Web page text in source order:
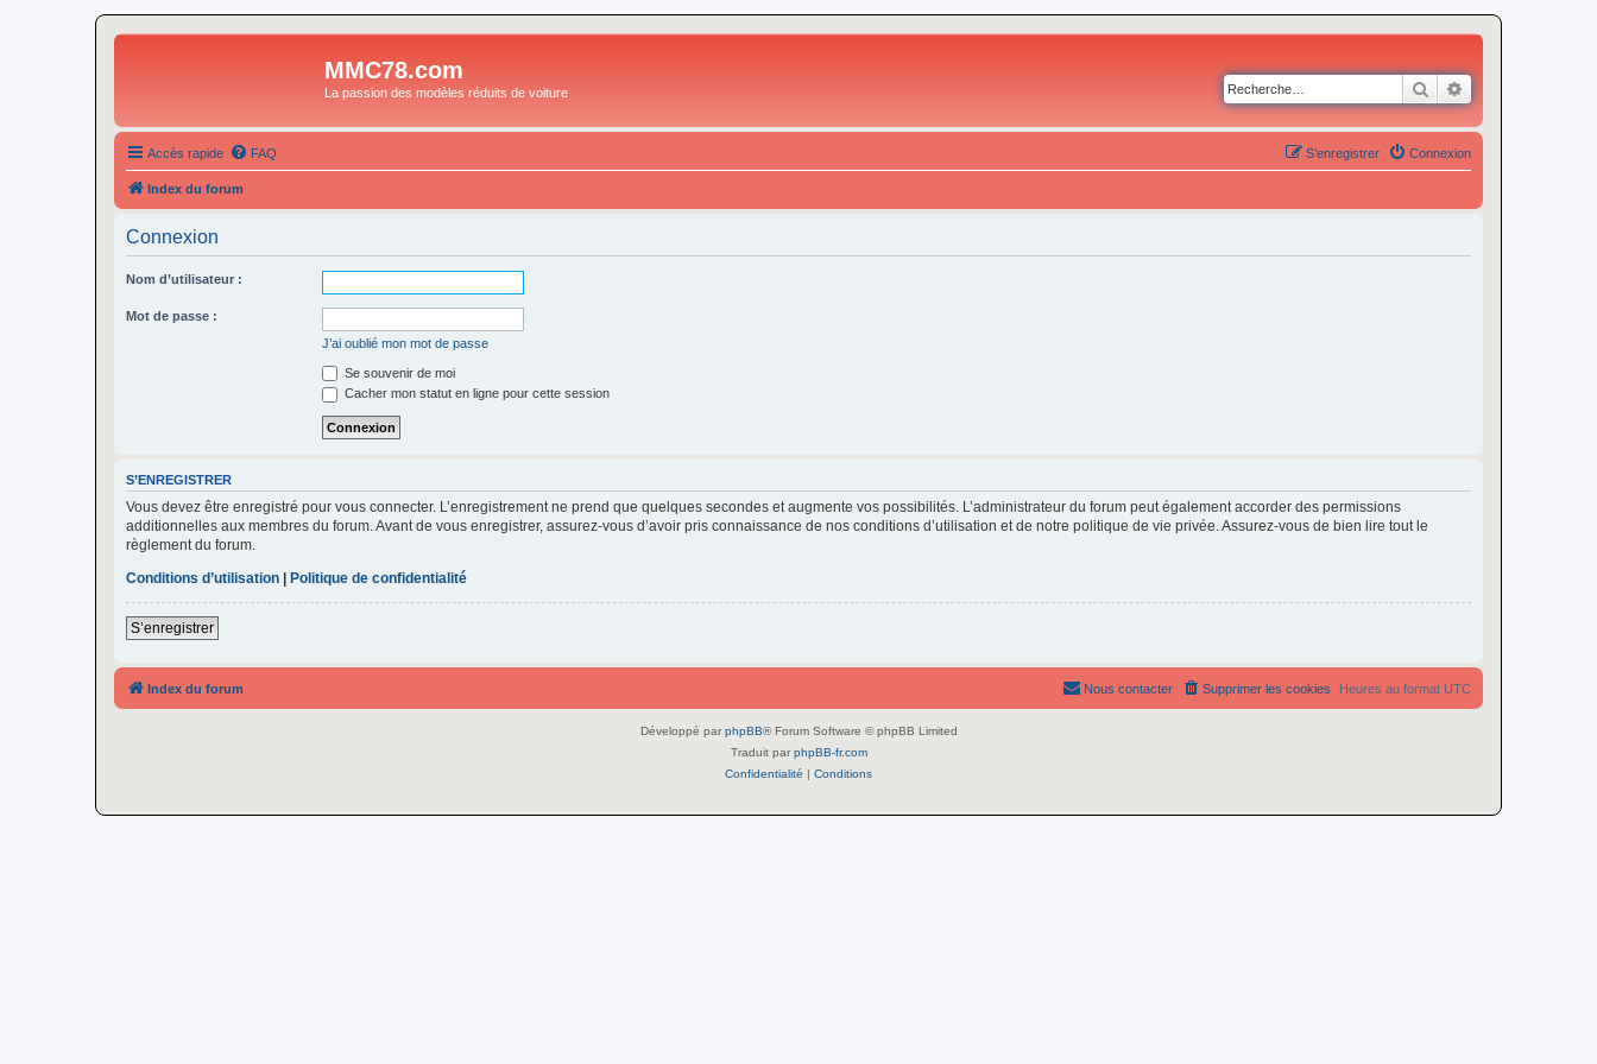
MMC78.com
La passion des modèles réduits de voiture Rechercher
Accès rapide FAQ Connexion
S’enregistrer
Index du forum
Connexion
Nom d’utilisateur :
Mot de passe :
J’ai oublié mon mot de passe
Se souvenir de moi
Cacher mon statut en ligne pour cette session
S’ENREGISTRER
Vous devez être enregistré pour vous connecter. L’enregistrement ne prend que quelques secondes et augmente vos possibilités. L’administrateur du forum peut également accorder des permissions
additionnelles aux membres du forum. Avant de vous enregistrer, assurez-vous d’avoir pris connaissance de nos conditions d’utilisation et de notre politique de vie privée. Assurez-vous de bien lire tout le
règlement du forum.
Conditions d’utilisation
Politique de confidentialité
S’enregistrer
Index du forum Heures au format UTC
Supprimer les cookies
Nous contacter
Développé par phpBB® Forum Software © phpBB Limited
Traduit par phpBB-fr.com
Confidentialité | Conditions